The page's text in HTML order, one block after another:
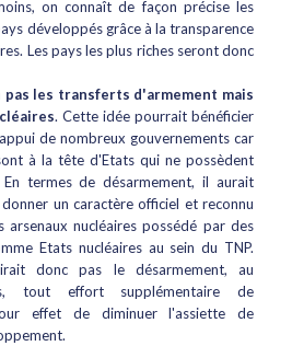
on connaît de façon précise les
développés grâce à la transparence
Les pays les plus riches seront donc
pas les transferts d'armement mais
. Cette idée pourrait bénéficier
de nombreux gouvernements car
à la tête d'Etats qui ne possèdent
termes de désarmement, il aurait
un caractère officiel et reconnu
arsenaux nucléaires possédé par des
Etats nucléaires au sein du TNP.
donc pas le désarmement, au
tout effort supplémentaire de
effet de diminuer l'assiette de